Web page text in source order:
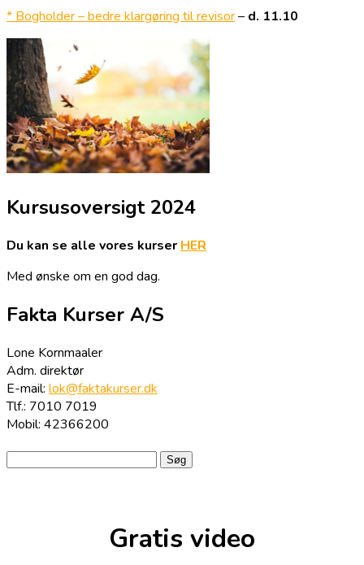
* Bogholder – bedre klargøring til revisor– d. 11.10
Kursusoversigt 2024
Du kan se alle vores kurser HER
Med ønske om en god dag.
Fakta Kurser A/S
Lone Kornmaaler
Adm. direktør
E-mail: lok@faktakurser.dk
Tlf.: 7010 7019
Mobil: 42366200
Gratis video